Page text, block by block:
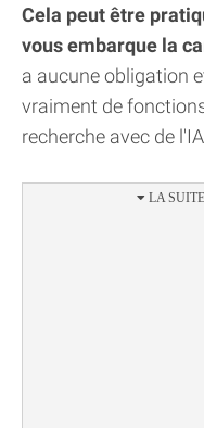
Cela peut être
vous embarque la
a aucune obligation
vraiment de
recherche avec de